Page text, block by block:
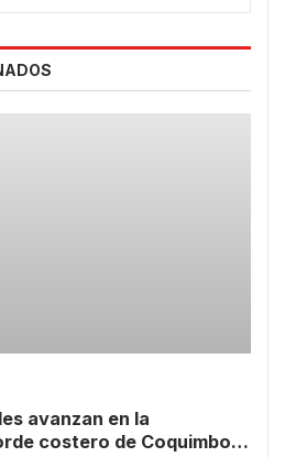
avanzan en la
costero de Coquimbo